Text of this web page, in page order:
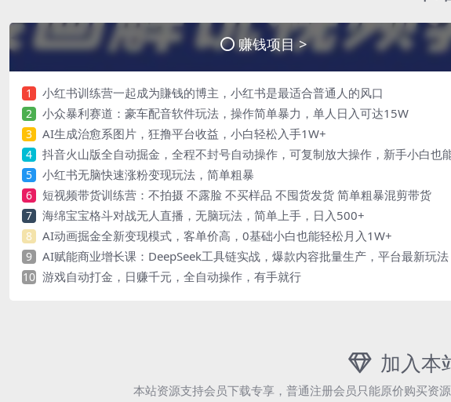
赚钱项目 >
1 小红书训练营一起成为賺钱的博主，小红书是最适合普通人的风口
2 小众暴利赛道：豪车配音软件玩法，操作简单暴力，单人日入可达15W
3 AI生成治愈系图片，狂撸平台收益，小白轻松入手1W+
4 抖音火山版全自动掘金，全程不封号自动操作，可复制放大操作，新手小白也能上
5 小红书无脑快速涨粉变现玩法，简单粗暴
6 短视频带货训练营：不拍摄 不露脸 不买样品 不囤货发货 简单粗暴混剪带货
7 海绵宝宝格斗对战无人直播，无脑玩法，简单上手，日入500+
8 AI动画掘金全新变现模式，客单价高，0基础小白也能轻松月入1W+
9 AI赋能商业增长课：DeepSeek工具链实战，爆款内容批量生产，平台最新玩法
10 游戏自动打金，日赚千元，全自动操作，有手就行
加入本
本站资源支持会员下载专享，普通注册会员只能原价购买资